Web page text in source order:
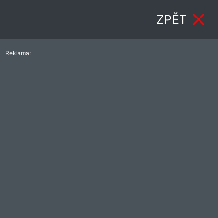
ZPĚT
Reklama: